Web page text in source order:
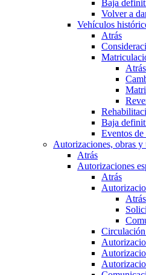
Baja
Volver a
Vehículos
Atrás
Atrás
Baja
Eventos
Autorizaciones, obras y
Atrás
Autorizaciones
Atrás
Atrás